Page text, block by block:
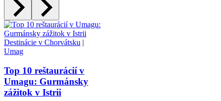
Destinácie v Chorvátsku |
Umag
Top 10 reštaurácií v
Umagu: Gurmánsky
zážitok v Istrii